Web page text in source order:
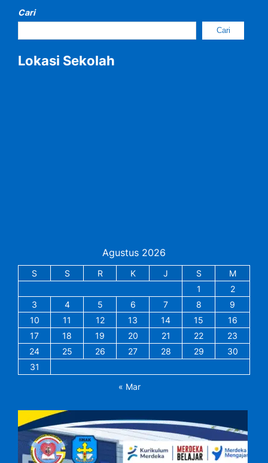
Cari
Cari
Lokasi Sekolah
Agustus 2026
S S R K J S
M
1
2
3
4 5 6 7 8
9
10
11 12 13 14 15
16
17
18 19 20 21 22
23
24
25 26 27 28 29
30
31
« Mar